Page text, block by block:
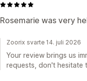
Rosemarie was very
Zoorix svarte 14. juli 2026
Your review brings us
requests, don't hesitate